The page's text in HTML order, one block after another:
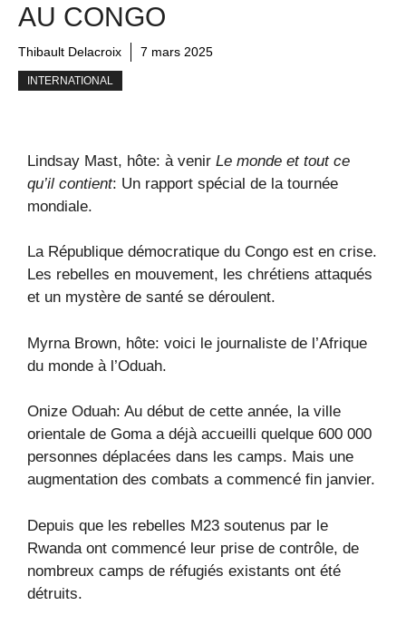
AU CONGO
Thibault Delacroix 7 mars 2025
INTERNATIONAL
Lindsay Mast, hôte: à venir Le monde et tout ce
qu’il contient: Un rapport spécial de la tournée
mondiale.
La République démocratique du Congo est en crise.
Les rebelles en mouvement, les chrétiens attaqués
et un mystère de santé se déroulent.
Myrna Brown, hôte: voici le journaliste de l’Afrique
du monde à l’Oduah.
Onize Oduah: Au début de cette année, la ville
orientale de Goma a déjà accueilli quelque 600 000
personnes déplacées dans les camps. Mais une
augmentation des combats a commencé fin janvier.
Depuis que les rebelles M23 soutenus par le
Rwanda ont commencé leur prise de contrôle, de
nombreux camps de réfugiés existants ont été
détruits.